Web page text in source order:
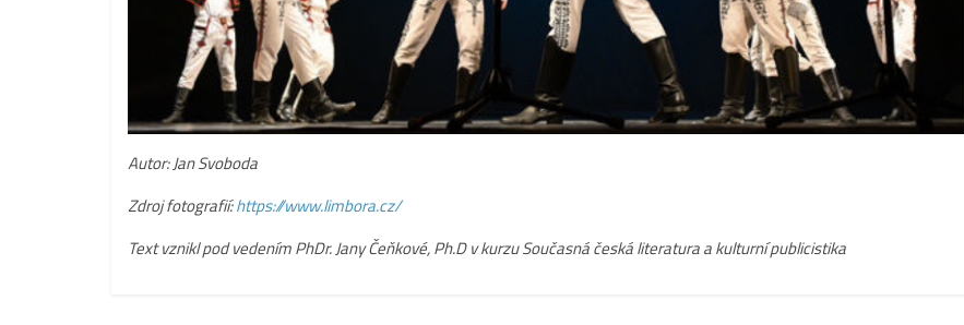
Autor: Jan Svoboda
Zdroj fotografií:https://www.limbora.cz/
Text vznikl pod vedením PhDr. Jany Čeňkové, Ph.D v kurzu Současná česká literatura a kulturní publicistika